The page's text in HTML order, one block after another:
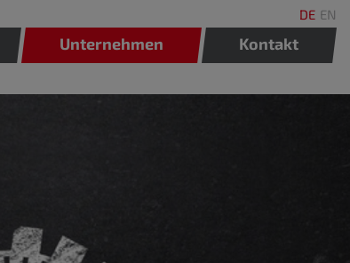
DE EN
Unternehmen Kontakt